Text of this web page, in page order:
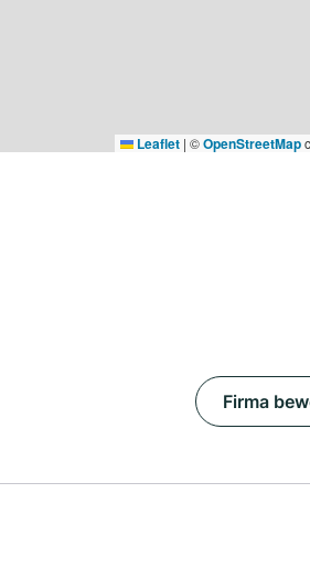
Leaflet | ©OpenStreetMap
Firma